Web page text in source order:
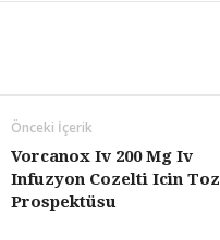
Önceki İçerik
Vorcanox Iv 200 Mg Iv
Infuzyon Cozelti Icin Toz
Prospektüsu